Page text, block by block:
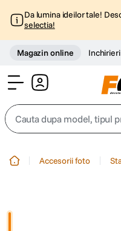
Da lumina ideilor tale!
selectia!
Magazin online Inchirieri
Cauta dupa model, tipul
Accesorii foto